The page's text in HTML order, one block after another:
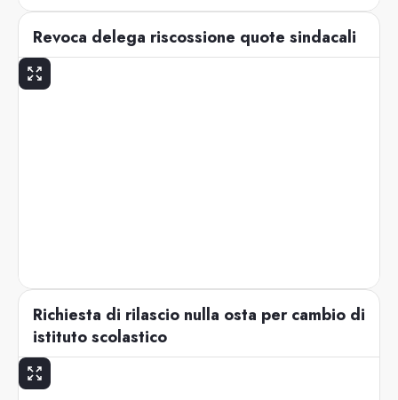
Revoca delega riscossione quote sindacali
Richiesta di rilascio nulla osta per cambio di
istituto scolastico